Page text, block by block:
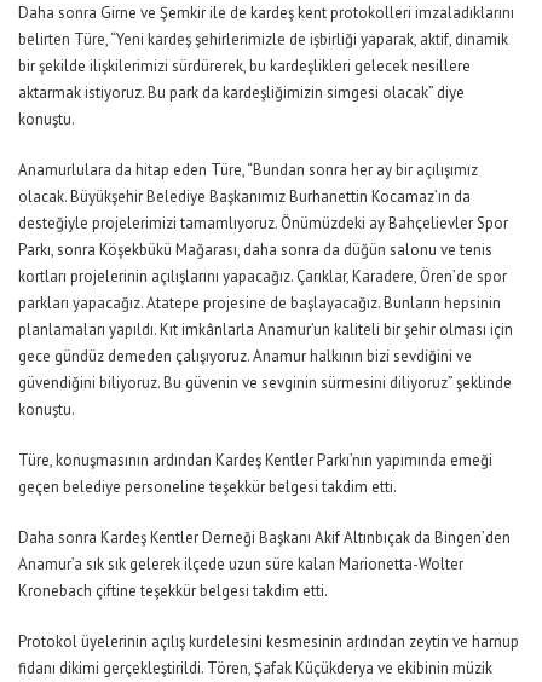
Daha sonra Girne ve Şemkir ile de kardeş kent protokolleri imzaladıklarını
belirten Türe, “Yeni kardeş şehirlerimizle de işbirliği yaparak, aktif, dinamik
bir şekilde ilişkilerimizi sürdürerek, bu kardeşlikleri gelecek nesillere
aktarmak istiyoruz. Bu park da kardeşliğimizin simgesi olacak” diye
konuştu.
Anamurlulara da hitap eden Türe, “Bundan sonra her ay bir açılışımız
olacak. Büyükşehir Belediye Başkanımız Burhanettin Kocamaz’ın da
desteğiyle projelerimizi tamamlıyoruz. Önümüzdeki ay Bahçelievler Spor
Parkı, sonra Köşekbükü Mağarası, daha sonra da düğün salonu ve tenis
kortları projelerinin açılışlarını yapacağız. Çarıklar, Karadere, Ören’de spor
parkları yapacağız. Atatepe projesine de başlayacağız. Bunların hepsinin
planlamaları yapıldı. Kıt imkânlarla Anamur’un kaliteli bir şehir olması için
gece gündüz demeden çalışıyoruz. Anamur halkının bizi sevdiğini ve
güvendiğini biliyoruz. Bu güvenin ve sevginin sürmesini diliyoruz” şeklinde
konuştu.
Türe, konuşmasının ardından Kardeş Kentler Parkı’nın yapımında emeği
geçen belediye personeline teşekkür belgesi takdim etti.
Daha sonra Kardeş Kentler Derneği Başkanı Akif Altınbıçak da Bingen’den
Anamur’a sık sık gelerek ilçede uzun süre kalan Marionetta-Wolter
Kronebach çiftine teşekkür belgesi takdim etti.
Protokol üyelerinin açılış kurdelesini kesmesinin ardından zeytin ve harnup
fidanı dikimi gerçekleştirildi. Tören, Şafak Küçükderya ve ekibinin müzik